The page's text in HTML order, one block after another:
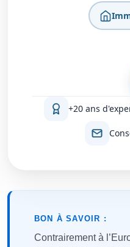
+20 ans
BON À SAVOIR :
Contrairement à